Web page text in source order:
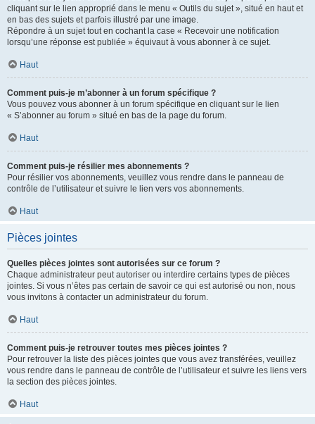
cliquant sur le lien approprié dans le menu « Outils du sujet », situé en haut et
en bas des sujets et parfois illustré par une image.
Répondre à un sujet tout en cochant la case « Recevoir une notification
lorsqu’une réponse est publiée » équivaut à vous abonner à ce sujet.
Haut
Comment puis-je m’abonner à un forum spécifique ?
Vous pouvez vous abonner à un forum spécifique en cliquant sur le lien
« S’abonner au forum » situé en bas de la page du forum.
Haut
Comment puis-je résilier mes abonnements ?
Pour résilier vos abonnements, veuillez vous rendre dans le panneau de
contrôle de l’utilisateur et suivre le lien vers vos abonnements.
Haut
Pièces jointes
Quelles pièces jointes sont autorisées sur ce forum ?
Chaque administrateur peut autoriser ou interdire certains types de pièces
jointes. Si vous n’êtes pas certain de savoir ce qui est autorisé ou non, nous
vous invitons à contacter un administrateur du forum.
Haut
Comment puis-je retrouver toutes mes pièces jointes ?
Pour retrouver la liste des pièces jointes que vous avez transférées, veuillez
vous rendre dans le panneau de contrôle de l’utilisateur et suivre les liens vers
la section des pièces jointes.
Haut